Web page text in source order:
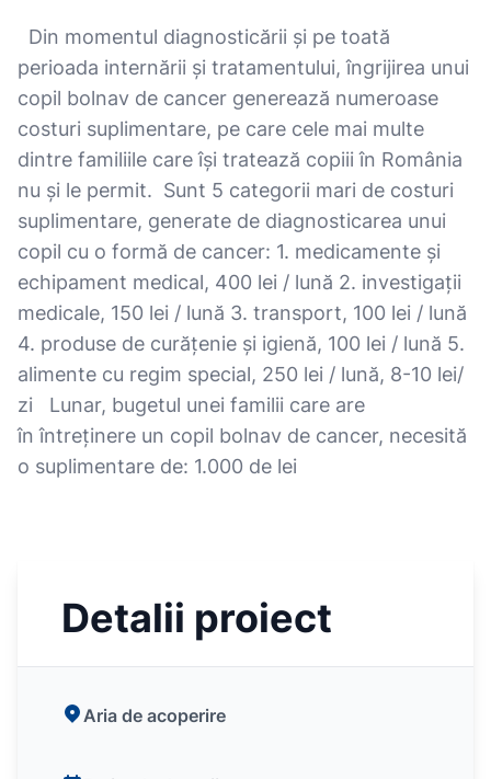
Din momentul diagnosticării și pe toată
perioada internării și tratamentului, îngrijirea unui
copil bolnav de cancer generează numeroase
costuri suplimentare, pe care cele mai multe
dintre familiile care își tratează copiii în România
nu și le permit. Sunt 5 categorii mari de costuri
suplimentare, generate de diagnosticarea unui
copil cu o formă de cancer: 1. medicamente și
echipament medical, 400 lei / lună 2. investigații
medicale, 150 lei / lună 3. transport, 100 lei / lună
4. produse de curățenie și igienă, 100 lei / lună 5.
alimente cu regim special, 250 lei / lună, 8-10 lei/
zi Lunar, bugetul unei familii care are
în întreținere un copil bolnav de cancer, necesită
o suplimentare de: 1.000 de lei
Detalii proiect
Aria de acoperire